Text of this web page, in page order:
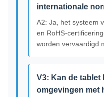
internationale
A2: Ja, het systeem
en RoHS-
worden vervaardigd
V3: Kan de tablet
omgevingen met